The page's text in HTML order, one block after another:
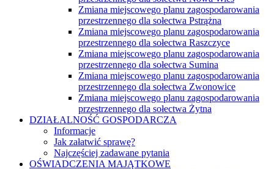
Zmiana miejscowego planu zagospodarowania
przestrzennego dla sołectwa Pstrążna
Zmiana miejscowego planu zagospodarowania
przestrzennego dla sołectwa Raszczyce
Zmiana miejscowego planu zagospodarowania
przestrzennego dla sołectwa Sumina
Zmiana miejscowego planu zagospodarowania
przestrzennego dla sołectwa Zwonowice
Zmiana miejscowego planu zagospodarowania
przestrzennego dla sołectwa Żytna
DZIAŁALNOŚĆ GOSPODARCZA
Informacje
Jak załatwić sprawę?
Najczęściej zadawane pytania
OŚWIADCZENIA MAJĄTKOWE